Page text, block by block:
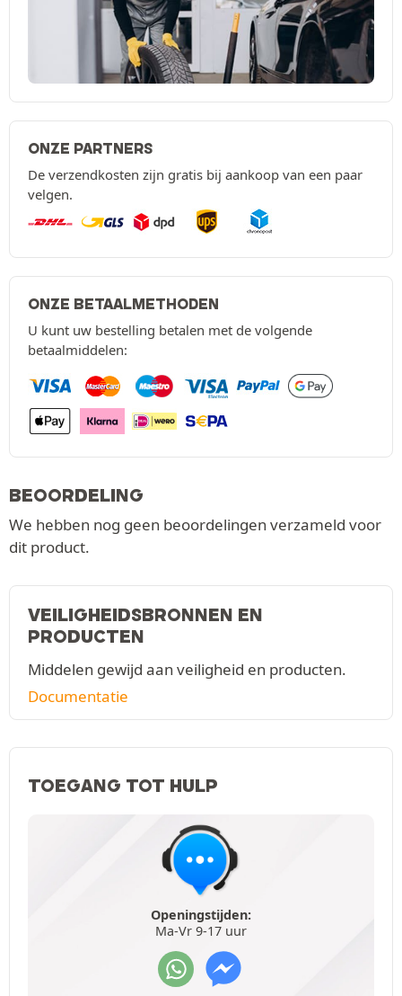
ONZE PARTNERS
De verzendkosten zijn gratis bij aankoop van een paar
velgen.
ONZE BETAALMETHODEN
U kunt uw bestelling betalen met de volgende
betaalmiddelen:
BEOORDELING
We hebben nog geen beoordelingen verzameld voor
dit product.
VEILIGHEIDSBRONNEN EN
PRODUCTEN
Middelen gewijd aan veiligheid en producten.
Documentatie
TOEGANG TOT HULP
Openingstijden:
Ma-Vr 9-17 uur